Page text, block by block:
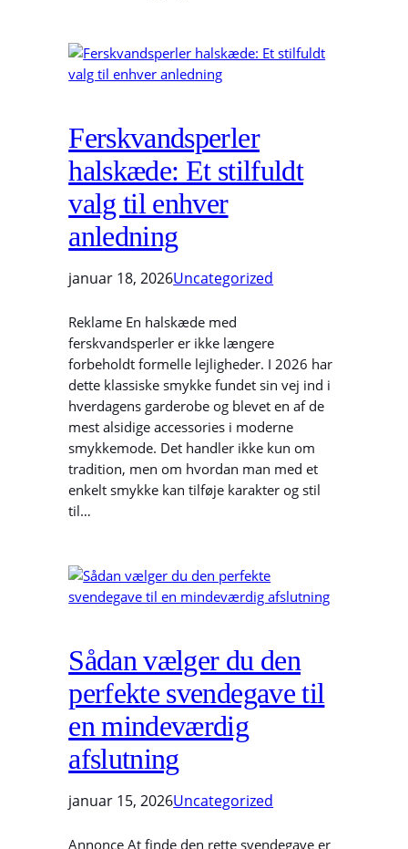
Ferskvandsperler
halskæde: Et stilfuldt
valg til enhver
anledning
januar 18, 2026Uncategorized
Reklame En halskæde med
ferskvandsperler er ikke længere
forbeholdt formelle lejligheder. I 2026 har
dette klassiske smykke fundet sin vej ind i
hverdagens garderobe og blevet en af de
mest alsidige accessories i moderne
smykkemode. Det handler ikke kun om
tradition, men om hvordan man med et
enkelt smykke kan tilføje karakter og stil
til…
Sådan vælger du den
perfekte svendegave til
en mindeværdig
afslutning
januar 15, 2026Uncategorized
Annonce At finde den rette svendegave er